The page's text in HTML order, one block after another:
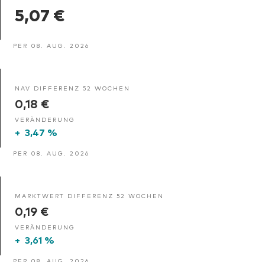
5,07 €
PER 08. AUG. 2026
NAV DIFFERENZ 52 WOCHEN
0,18 €
VERÄNDERUNG
+ 3,47 %
PER 08. AUG. 2026
MARKTWERT DIFFERENZ 52 WOCHEN
0,19 €
VERÄNDERUNG
+ 3,61 %